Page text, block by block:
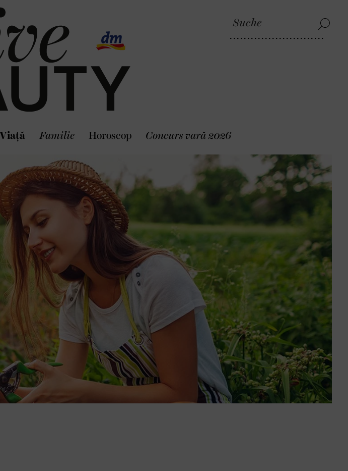
Viaţă Familie Horoscop Concurs vară 2026